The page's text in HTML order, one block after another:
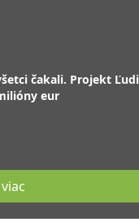
čakali. Projekt
eur